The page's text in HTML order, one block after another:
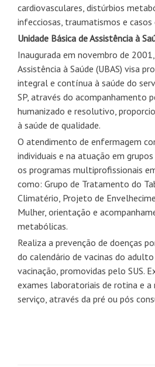
cardiovasculares, distúrbios
infecciosas, traumatismos e casos
Unidade Básica de Assistência à
Inaugurada em novembro de
Assistência à Saúde (UBAS) visa
integral e contínua à saúde do
SP, através do acompanhamento
humanizado e resolutivo,
à saúde de qualidade.
O atendimento de enfermagem
individuais e na atuação em
os programas multiprofissionais
como: Grupo de Tratamento do
Climatério, Projeto de
Mulher, orientação e
metabólicas.
Realiza a prevenção de doenças
do calendário de vacinas do
vacinação, promovidas pelo SUS.
exames laboratoriais de rotina e a
serviço, através da pré ou pós